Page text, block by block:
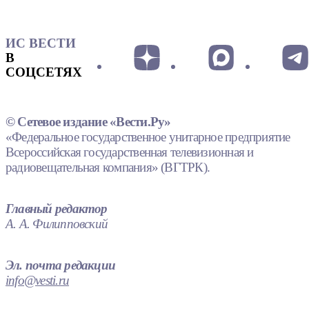
ИС ВЕСТИ
В
СОЦСЕТЯХ
© Сетевое издание «Вести.Ру»
«Федеральное государственное унитарное предприятие
Всероссийская государственная телевизионная и
радиовещательная компания» (ВГТРК).
Главный редактор
А. А. Филипповский
Эл. почта редакции
info@vesti.ru